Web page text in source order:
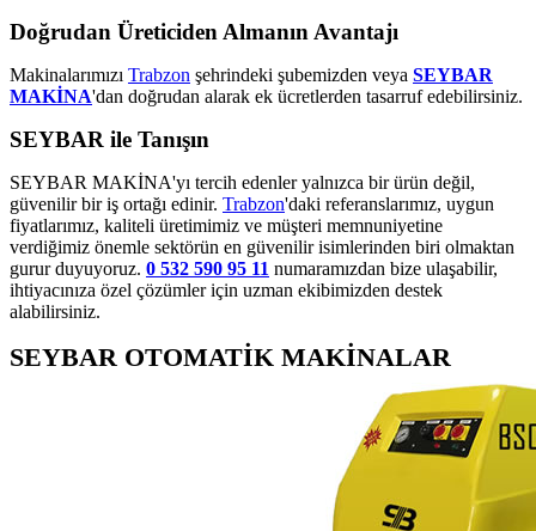
Doğrudan Üreticiden Almanın Avantajı
Makinalarımızı Trabzon şehrindeki şubemizden veya SEYBAR
MAKİNA'dan doğrudan alarak ek ücretlerden tasarruf edebilirsiniz.
SEYBAR ile Tanışın
SEYBAR MAKİNA'yı tercih edenler yalnızca bir ürün değil,
güvenilir bir iş ortağı edinir. Trabzon'daki referanslarımız, uygun
fiyatlarımız, kaliteli üretimimiz ve müşteri memnuniyetine
verdiğimiz önemle sektörün en güvenilir isimlerinden biri olmaktan
gurur duyuyoruz. 0 532 590 95 11 numaramızdan bize ulaşabilir,
ihtiyacınıza özel çözümler için uzman ekibimizden destek
alabilirsiniz.
SEYBAR OTOMATİK MAKİNALAR